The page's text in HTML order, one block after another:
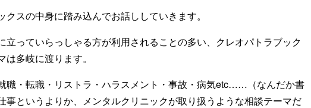
スの中身に踏み込んでお話ししていきます。
立っていらっしゃる方が利用されることの多い、クレオパトラブック
多岐に渡ります。
職・転職・リストラ・ハラスメント・事故・病気etc……（なんだか書
事というよりか、メンタルクリニックが取り扱うような相談テーマだ